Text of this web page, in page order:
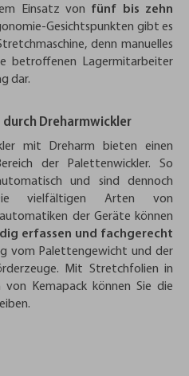
Einsatz von fünf bis zehn
Gesichtspunkten gibt es
denn manuelles
betroffenen Lagermitarbeiter
dar.
Dreharmwickler
mit Dreharm bieten einen
der Palettenwickler. So
und sind dennoch
vielfältigen Arten von
der Geräte können
erfassen und fachgerecht
vom Palettengewicht und der
Mit Stretchfolien in
von Kemapack können Sie die